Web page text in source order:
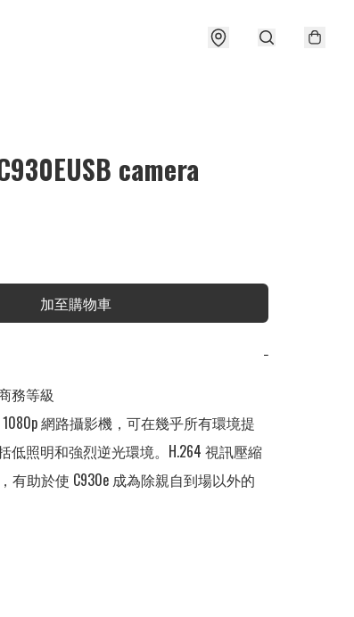
camera
加至購物車
−
務等級
1080p 網路攝影機，可在幾乎所有環境提
低照明和強烈逆光環境。H.264 視訊壓縮
有助於使 C930e 成為除親自到場以外的